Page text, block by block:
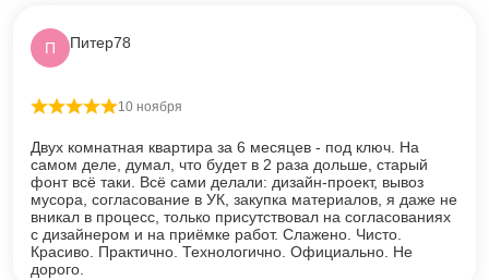
П Питер78
Оценка5из 5
10 ноября
Двух комнатная квартира за 6 месяцев - под ключ. На
самом деле, думал, что будет в 2 раза дольше, старый
фонт всё таки. Всё сами делали: дизайн-проект, вывоз
мусора, согласование в УК, закупка материалов, я даже не
вникал в процесс, только присутствовал на согласованиях
с дизайнером и на приёмке работ. Слажено. Чисто.
Красиво. Практично. Технологично. Официально. Не
дорого.